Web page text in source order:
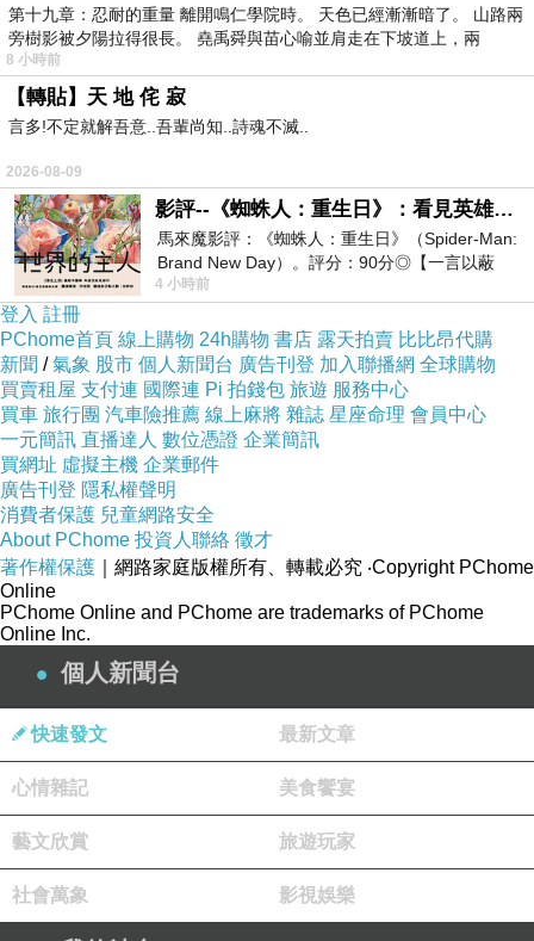
所以寫個虎字來鎮風
效果和風獅爺一樣是鎮心安的
網路上介紹虎字碑有公母
母老虎和公老虎只有在大里遊客中心才能見面
有一種說法是看字跡
公的字比較豪邁
母的稍微圓潤
但是我看兩者都很豪邁
母老虎的豪邁程度說是舉重、相撲選手都可以
我覺得可以從外形分辨
公虎就是光禿禿的棒狀物
母虎則是刻在如孕婦之肚的石上
＃截圖自網友
馬崗也有仿製的虎字碑
是當地的素人藝術家所為
前幾天
這裡又在整修
人行道挖起來重新鋪設
我覺得台灣的公共建設就算過百年千年
因為三五年就拆掉 重新搞一次錢
台北市的人行道就算是好好無損
第十九章：忍耐的重量 離開鳴仁學院時。 天色已經漸漸暗了。 山路兩
旁樹影被夕陽拉得很長。 堯禹舜與苗心喻並肩走在下坡道上，兩
8 小時前
【轉貼】天 地 侘 寂
言多!不定就解吾意..吾輩尚知..詩魂不滅..
2026-08-09
影評--《蜘蛛人：重生日》：看見英雄的孤獨與重生
馬來魔影評：《蜘蛛人：重生日》（Spider-Man:
Brand New Day）。評分：90分◎【一言以蔽
之】：一個失去一切的英雄，學會放下孤獨、
4 小時前
登入 註冊
PChome首頁 線上購物 24h購物 書店 露天拍賣 比比昂代購
新聞 /氣象 股市 個人新聞台 廣告刊登 加入聯播網 全球購物
買賣租屋 支付連 國際連 Pi 拍錢包 旅遊 服務中心
買車 旅行團 汽車險推薦 線上麻將 雜誌 星座命理 會員中心
一元簡訊 直播達人 數位憑證 企業簡訊
買網址 虛擬主機 企業郵件
廣告刊登 隱私權聲明
消費者保護 兒童網路安全
About PChome 投資人聯絡 徵才
著作權保護 ｜網路家庭版權所有、轉載必究 ‧Copyright PChome
Online
PChome Online and PChome are trademarks of PChome
Online Inc.
個人新聞台
快速發文 最新文章
心情雜記 美食饗宴
藝文欣賞 旅遊玩家
社會萬象 影視娛樂